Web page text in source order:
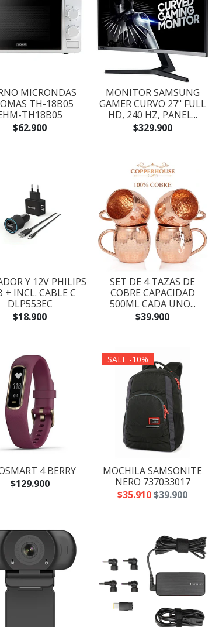
MICRONDAS
TH-18B05
TH18B05
$62.900
MONITOR SAMSUNG
GAMER CURVO 27" FULL
HD, 240 HZ, PANEL...
$329.900
Y 12V PHILIPS
+ INCL. CABLE C
DLP553EC
$18.900
SET DE 4 TAZAS DE
COBRE CAPACIDAD
500ML CADA UNO...
$39.900
4 BERRY
$129.900
SALE -10%
MOCHILA SAMSONITE
NERO 737033017
$35.910$39.900